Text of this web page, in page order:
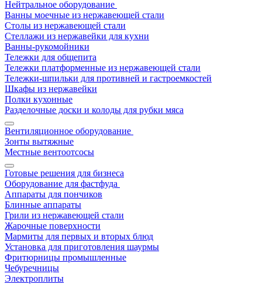
Нейтральное оборудование
Ванны моечные из нержавеющей стали
Столы из нержавеющей стали
Стеллажи из нержавейки для кухни
Ванны-рукомойники
Тележки для общепита
Тележки платформенные из нержавеющей стали
Тележки-шпильки для противней и гастроемкостей
Шкафы из нержавейки
Полки кухонные
Разделочные доски и колоды для рубки мяса
Вентиляционное оборудование
Зонты вытяжные
Местные вентоотсосы
Готовые решения для бизнеса
Оборудование для фастфуда
Аппараты для пончиков
Блинные аппараты
Грили из нержавеющей стали
Жарочные поверхности
Мармиты для первых и вторых блюд
Установка для приготовления шаурмы
Фритюрницы промышленные
Чебуречницы
Электроплиты